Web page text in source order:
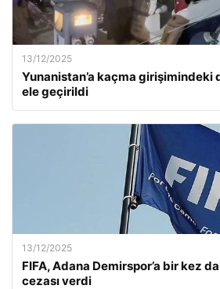
13/12/2025
Yunanistan’a kaçma girişimindeki
ele geçirildi
13/12/2025
FIFA, Adana Demirspor’a bir kez
cezası verdi